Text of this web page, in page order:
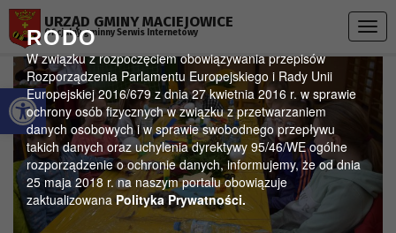
Otwórz pasek narzędzi
RODO
W związku z rozpoczęciem obowiązywania przepisów
Rozporządzenia Parlamentu Europejskiego i Rady Unii
Europejskiej 2016/679 z dnia 27 kwietnia 2016 r. w sprawie
ochrony osób fizycznych w związku z przetwarzaniem
danych osobowych i w sprawie swobodnego przepływu
takich danych oraz uchylenia dyrektywy 95/46/WE ogólne
rozporządzenie o ochronie danych, informujemy, że od dnia
25 maja 2018 r. na naszym portalu obowiązuje
zaktualizowanaPolityka Prywatności.
URZĄD GMINY MACIEJOWICE
Oficjalny gminny Serwis Internetowy